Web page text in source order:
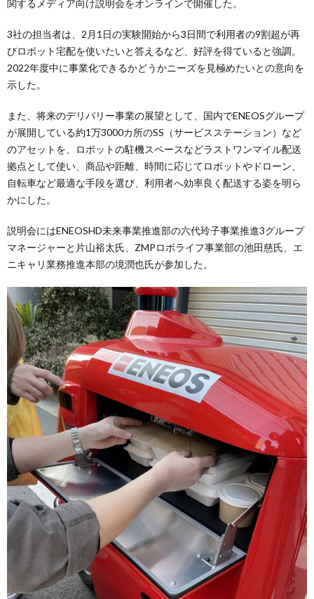
関するメディア向け説明会をオンラインで開催した。
3社の担当者は、2月1日の実験開始から3日間で利用者の9割超が再
びロボット宅配を使いたいと答えるなど、好評を得ていると強調。
2022年度中に事業化できるかどうかニーズを見極めたいとの意向を
示した。
また、将来のデリバリー事業の展望として、国内でENEOSグループ
が展開している約1万3000カ所のSS（サービスステーション）など
のアセットを、ロボットの駐機スペースなどラストワンマイル配送
拠点として使い、商品や距離、時間に応じてロボットやドローン、
自転車など最適な手段を選び、利用者へ効率良く配送する姿を明ら
かにした。
説明会にはENEOSHD未来事業推進部の六代玲子事業推進3グループ
マネージャーと片山裕太氏、ZMPロボライフ事業部の池田慈氏、エ
ニキャリ業務推進本部の境潤也氏が参加した。